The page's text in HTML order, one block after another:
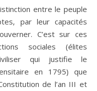
entre le peuple
par leur capacités
C’est sur ces
sociales (élites
qui justifie le
en 1795) que
de l’an III et